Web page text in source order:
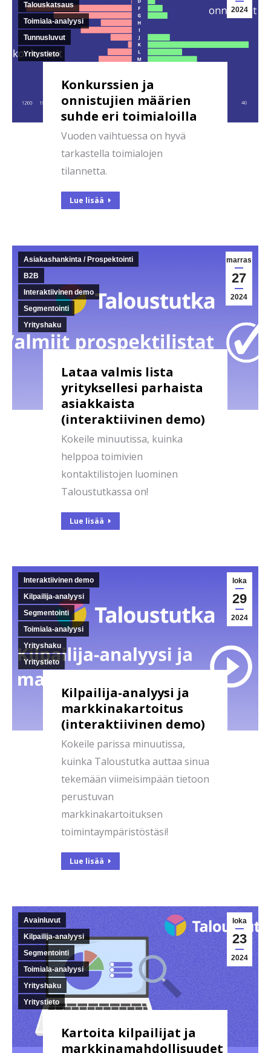
2024
Talouskatsaus
Toimiala-analyysi
Tunnusluvut
Yritystieto
Konkurssien ja
onnistujien määrien
suhde eri toimialoilla
Vuoden vaihtuessa on hyvä
tarkastella toimialojen
tilannetta.
Lue lisää
marras
27
2024
Asiakashankinta / Prospektointi
B2B
Interaktiivinen demo
Segmentointi
Yrityshaku
Lataa valmis lista
yrityksellesi parhaista
asiakkaista
(interaktiivinen demo)
Kokeile minuutissa, kuinka
helppoa toimivien
kontaktilistojen luominen
Taloustutkassa on!
Lue lisää
loka
29
2024
Interaktiivinen demo
Kilpailija-analyysi
Segmentointi
Toimiala-analyysi
Yrityshaku
Yritystieto
Kilpailija-analyysi ja
markkinakartoitus
(interaktiivinen demo)
Kokeile parissa minuutissa,
kuinka Taloustutka auttaa sinua
tekemään viimeisimpään tietoon
perustuvan
markkinakartoituksen
toimintaympäristöstäsi!
Lue lisää
loka
23
2024
Avainluvut
Kilpailija-analyysi
Segmentointi
Toimiala-analyysi
Yrityshaku
Yritystieto
Kartoita kilpailijat ja
markkinamahdollisuudet